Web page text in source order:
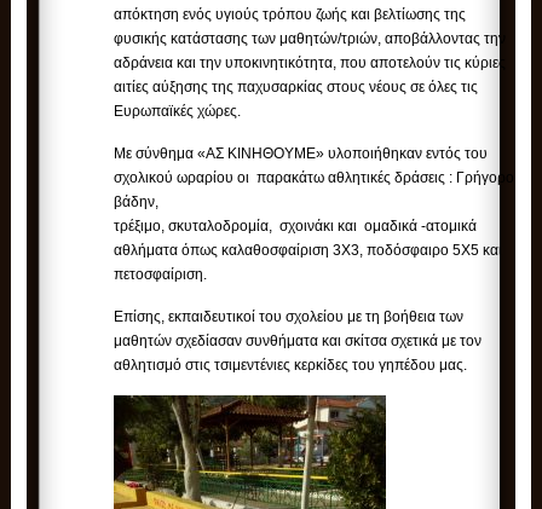
απόκτηση ενός υγιούς τρόπου ζωής και βελτίωσης της
φυσικής κατάστασης των μαθητών/τριών, αποβάλλοντας την
αδράνεια και την υποκινητικότητα, που αποτελούν τις κύριες
αιτίες αύξησης της παχυσαρκίας στους νέους σε όλες τις
Ευρωπαϊκές χώρες.
Με σύνθημα «ΑΣ ΚΙΝΗΘΟΥΜΕ» υλοποιήθηκαν εντός του
σχολικού ωραρίου οι παρακάτω αθλητικές δράσεις : Γρήγορο
βάδην,
τρέξιμο, σκυταλοδρομία, σχοινάκι και ομαδικά -ατομικά
αθλήματα όπως καλαθοσφαίριση 3Χ3, ποδόσφαιρο 5Χ5 και
πετοσφαίριση.
Επίσης, εκπαιδευτικοί του σχολείου με τη βοήθεια των
μαθητών σχεδίασαν συνθήματα και σκίτσα σχετικά με τον
αθλητισμό στις τσιμεντένιες κερκίδες του γηπέδου μας.